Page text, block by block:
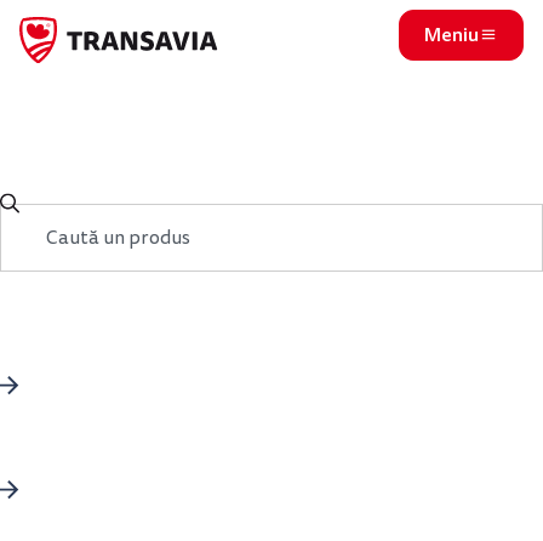
Meniu
fiecare dată.